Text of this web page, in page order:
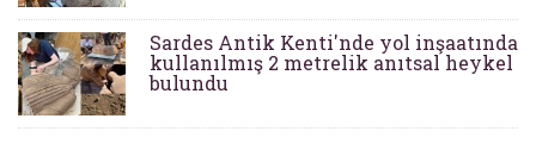
Sardes Antik Kenti'nde yol inşaatında
kullanılmış 2 metrelik anıtsal heykel
bulundu